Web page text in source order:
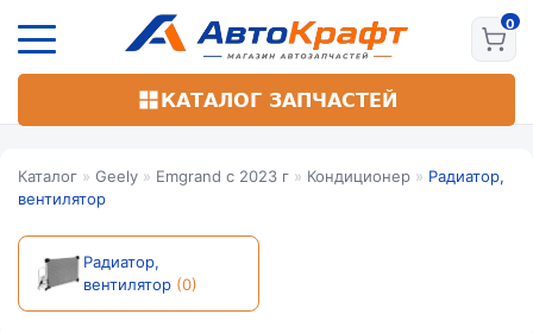
основному
КАТАЛОГ ЗАПЧАСТЕЙ
Каталог » Geely » Emgrand с 2023 г » Кондиционер » Радиатор,
вентилятор
Радиатор,
вентилятор (0)